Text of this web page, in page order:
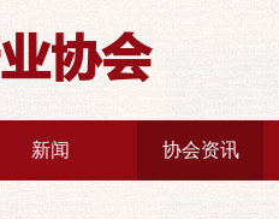
协会
新闻 协会资讯